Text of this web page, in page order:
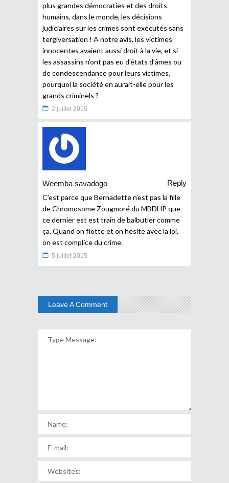
plus grandes démocraties et des droits
humains, dans le monde, les décisions
judiciaires sur les crimes sont exécutés sans
tergiversation ! A notre avis, les victimes
innocentes avaient aussi droit à la vie, et si
les assassins n’ont pas eu d’états d’âmes ou
de condescendance pour leurs victimes,
pourquoi la société en aurait-elle pour les
grands criminels ?
2 juillet 2015
Weemba savadogo
Reply
C’est parce que Bernadette n’est pas la fille
de Chromosome Zougmoré du MBDHP que
ce dernier est est train de balbutier comme
ça. Quand on flotte et on hésite avec la loi,
on est complice du crime.
5 juillet 2015
Leave A Comment